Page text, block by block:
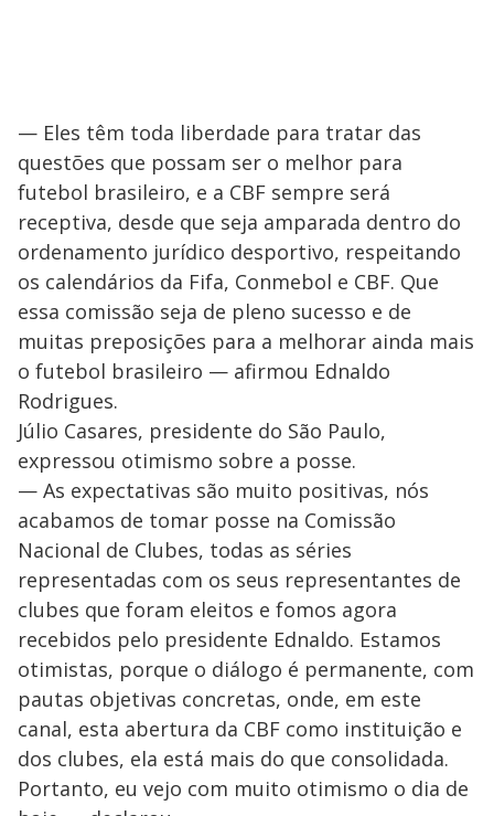
— Eles têm toda liberdade para tratar das
questões que possam ser o melhor para
futebol brasileiro, e a CBF sempre será
receptiva, desde que seja amparada dentro do
ordenamento jurídico desportivo, respeitando
os calendários da Fifa, Conmebol e CBF. Que
essa comissão seja de pleno sucesso e de
muitas preposições para a melhorar ainda mais
o futebol brasileiro — afirmou Ednaldo
Rodrigues.
Júlio Casares, presidente do São Paulo,
expressou otimismo sobre a posse.
— As expectativas são muito positivas, nós
acabamos de tomar posse na Comissão
Nacional de Clubes, todas as séries
representadas com os seus representantes de
clubes que foram eleitos e fomos agora
recebidos pelo presidente Ednaldo. Estamos
otimistas, porque o diálogo é permanente, com
pautas objetivas concretas, onde, em este
canal, esta abertura da CBF como instituição e
dos clubes, ela está mais do que consolidada.
Portanto, eu vejo com muito otimismo o dia de